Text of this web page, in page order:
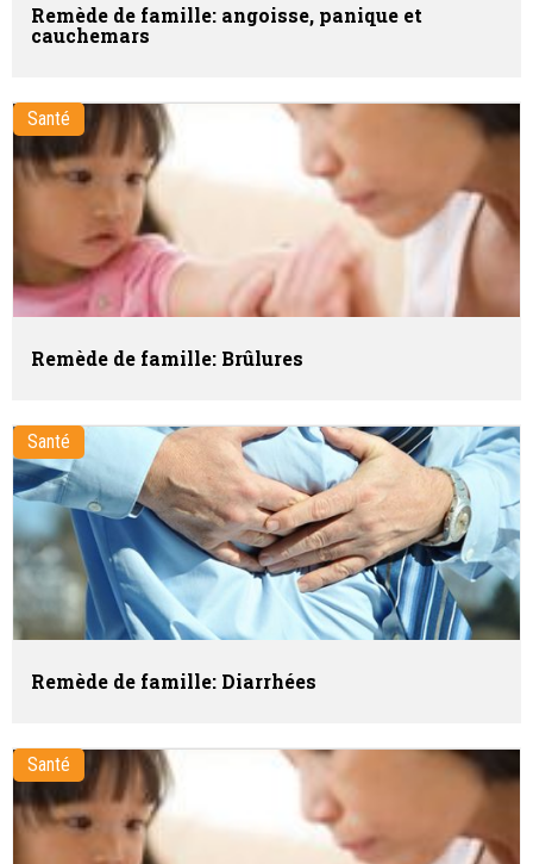
Remède de famille: angoisse, panique et
cauchemars
Santé
Remède de famille: Brûlures
Santé
Remède de famille: Diarrhées
Santé